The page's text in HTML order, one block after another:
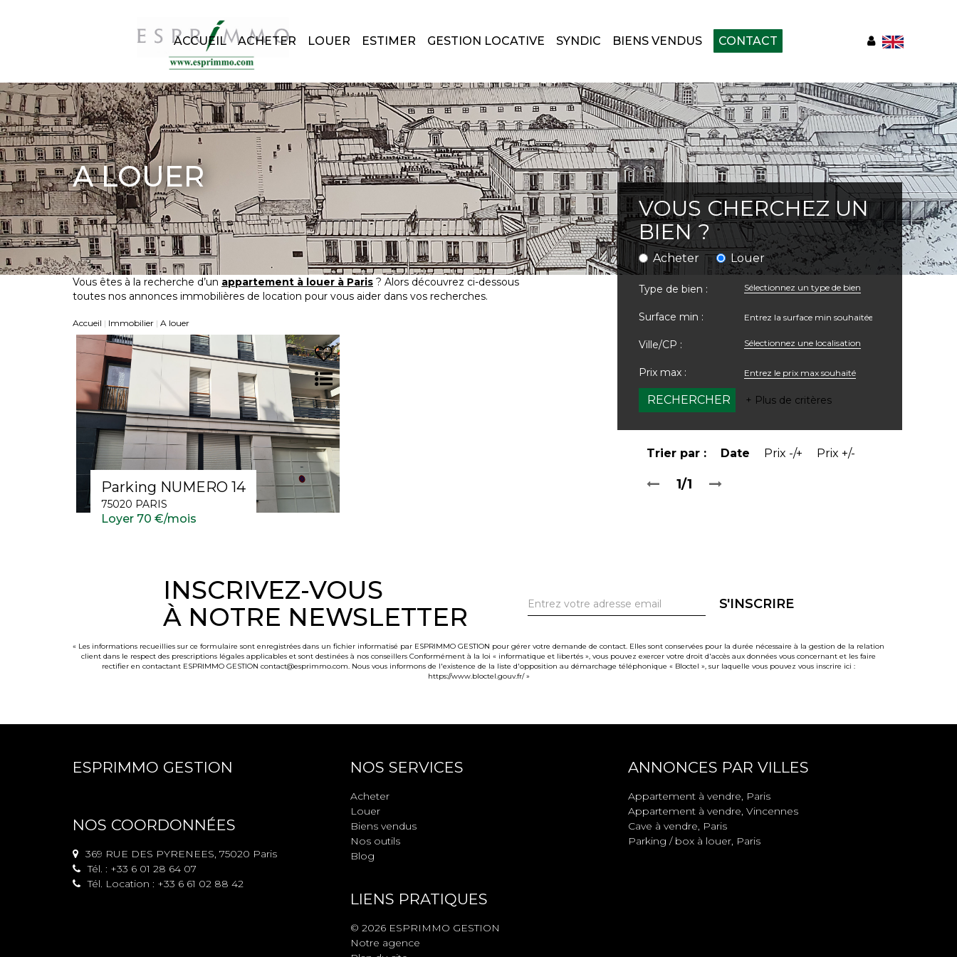
ACCUEIL ACHETER LOUER ESTIMER GESTION LOCATIVE SYNDIC BIENS VENDUS CONTACT
A LOUER
VOUS CHERCHEZ UN
BIEN ?
Acheter Louer
Type de bien : Sélectionnez un type de bien
Surface min :
Ville/CP : Sélectionnez une localisation
Prix max :
+ Plus de critères
Vous êtes à la recherche d’un appartement à louer à Paris ? Alors découvrez ci-dessous
toutes nos annonces immobilières de location pour vous aider dans vos recherches.
Accueil Immobilier A louer
Trier par : Date Prix -/+ Prix +/-
1/1
Parking NUMERO 14
75020 PARIS
Loyer 70 €/mois
INSCRIVEZ-VOUS
À NOTRE NEWSLETTER
S'INSCRIRE
« Les informations recueillies sur ce formulaire sont enregistrées dans un fichier informatisé par ESPRIMMO GESTION pour gérer votre demande de contact. Elles sont conservées pour la durée nécessaire à la gestion de la relation
client dans le respect des prescriptions légales applicables et sont destinées à nos conseillers Conformément à la loi « informatique et libertés », vous pouvez exercer votre droit d'accès aux données vous concernant et les faire
rectifier en contactant ESPRIMMO GESTION contact@esprimmo.com. Nous vous informons de l'existence de la liste d'opposition au démarchage téléphonique « Bloctel », sur laquelle vous pouvez vous inscrire ici :
https://www.bloctel.gouv.fr/»
ESPRIMMO GESTION
NOS COORDONNÉES
369 RUE DES PYRENEES, 75020 Paris
Tél. : +33 6 01 28 64 07
Tél. Location : +33 6 61 02 88 42
NOS SERVICES
Acheter
Louer
Biens vendus
Nos outils
Blog
LIENS PRATIQUES
© 2026 ESPRIMMO GESTION
Notre agence
ANNONCES PAR VILLES
Appartement à vendre, Paris
Appartement à vendre, Vincennes
Cave à vendre, Paris
Parking / box à louer, Paris